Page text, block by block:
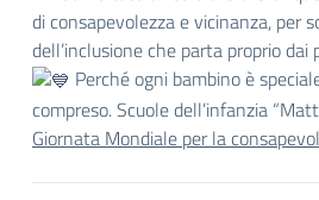
di consapevolezza e vicinanza, per
dell’inclusione che parta proprio dai
Perché ogni bambino è
compreso. Scuole dell’infanzia
Giornata Mondiale per la